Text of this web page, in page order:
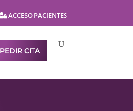
ACCESO PACIENTES
PEDIR CITA